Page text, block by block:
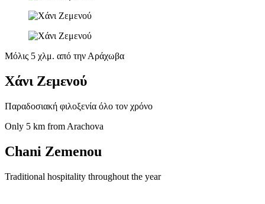
Μόλις 5 χλμ. από την Αράχωβα
Χάνι Ζεμενού
Παραδοσιακή φιλοξενία όλο τον χρόνο
Only 5 km from Arachova
Chani Zemenou
Traditional hospitality throughout the year